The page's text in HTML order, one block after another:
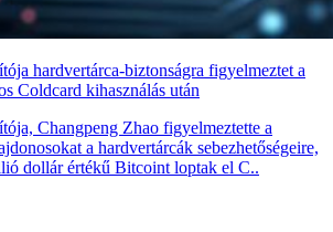
hardvertárca-biztonságra figyelmeztet a
Coldcard kihasználás után
Changpeng Zhao figyelmeztette a
a hardvertárcák sebezhetőségeire,
dollár értékű Bitcoint loptak el C..